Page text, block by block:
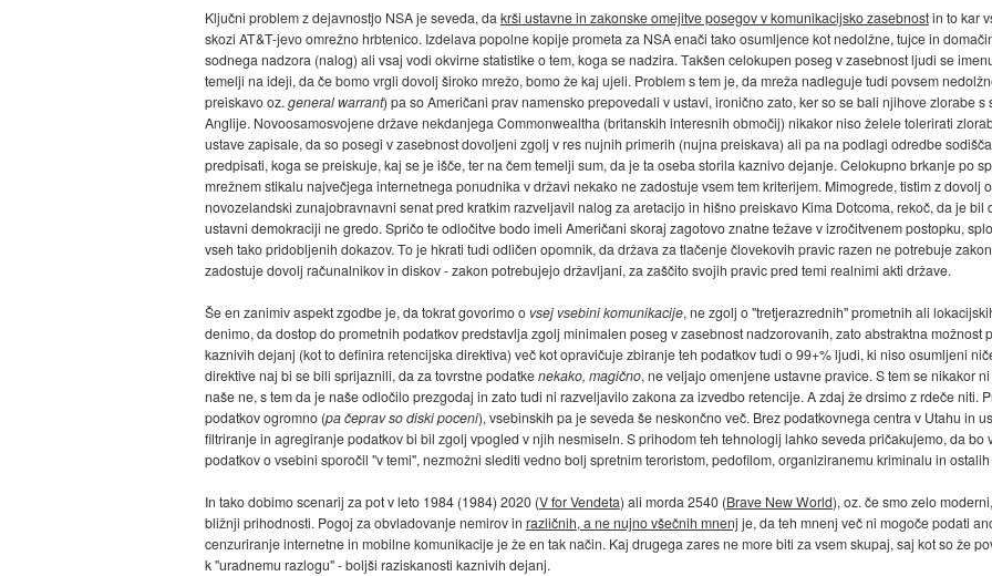
Ključni problem z dejavnostjo NSA je seveda, da krši ustavne in zakonske omejitve posegov v komunikacijsko zasebnostin to kar
skozi AT&T-jevo omrežno hrbtenico. Izdelava popolne kopije prometa za NSA enači tako osumljence kot nedolžne, tujce in
sodnega nadzora (nalog) ali vsaj vodi okvirne statistike o tem, koga se nadzira. Takšen celokupen poseg v zasebnost ljudi se
temelji na ideji, da če bomo vrgli dovolj široko mrežo, bomo že kaj ujeli. Problem s tem je, da mreža nadleguje tudi povsem
preiskavo oz. general warrant) pa so Američani prav namensko prepovedali v ustavi, ironično zato, ker so se bali njihove zlorabe
Anglije. Novoosamosvojene države nekdanjega Commonwealtha (britanskih interesnih območij) nikakor niso želele tolerirati
ustave zapisale, da so posegi v zasebnost dovoljeni zgolj v res nujnih primerih (nujna preiskava) ali pa na podlagi odredbe
predpisati, koga se preiskuje, kaj se je išče, ter na čem temelji sum, da je ta oseba storila kaznivo dejanje. Celokupno brkanje po
mrežnem stikalu največjega internetnega ponudnika v državi nekako ne zadostuje vsem tem kriterijem. Mimogrede, tistim z dovolj
novozelandski zunajobravnavni senat pred kratkim razveljavil nalog za aretacijo in hišno preiskavo Kima Dotcoma, rekoč, da je
ustavni demokraciji ne gredo. Spričo te odločitve bodo imeli Američani skoraj zagotovo znatne težave v izročitvenem postopku,
vseh tako pridobljenih dokazov. To je hkrati tudi odličen opomnik, da država za tlačenje človekovih pravic razen ne potrebuje
zadostuje dovolj računalnikov in diskov - zakon potrebujejo državljani, za zaščito svojih pravic pred temi realnimi akti države.
Še en zanimiv aspekt zgodbe je, da tokrat govorimo o vsej vsebini komunikacije, ne zgolj o "tretjerazrednih" prometnih ali
denimo, da dostop do prometnih podatkov predstavlja zgolj minimalen poseg v zasebnost nadzorovanih, zato abstraktna možnost
kaznivih dejanj (kot to definira retencijska direktiva) več kot opravičuje zbiranje teh podatkov tudi o 99+% ljudi, ki niso osumljeni
direktive naj bi se bili sprijaznili, da za tovrstne podatkenekako, magično, ne veljajo omenjene ustavne pravice. S tem se nikakor
naše ne, s tem da je naše odločilo prezgodaj in zato tudi ni razveljavilo zakona za izvedbo retencije. A zdaj že drsimo z rdeče niti.
podatkov ogromno (pa čeprav so diski poceni), vsebinskih pa je seveda še neskončno več. Brez podatkovnega centra v Utahu in
filtriranje in agregiranje podatkov bi bil zgolj vpogled v njih nesmiseln. S prihodom teh tehnologij lahko seveda pričakujemo, da
podatkov o vsebini sporočil "v temi", nezmožni slediti vedno bolj spretnim teroristom, pedofilom, organiziranemu kriminalu in ostalih
In tako dobimo scenarij za pot v leto 1984 (1984) 2020 (V for Vendeta) ali morda 2540 (Brave New World), oz. če smo zelo
bližnji prihodnosti. Pogoj za obvladovanje nemirov in različnih, a ne nujno všečnih mnenj je, da teh mnenj več ni mogoče podati
cenzuriranje internetne in mobilne komunikacije je že en tak način. Kaj drugega zares ne more biti za vsem skupaj, saj kot so že
k "uradnemu razlogu" - boljši raziskanosti kaznivih dejanj.